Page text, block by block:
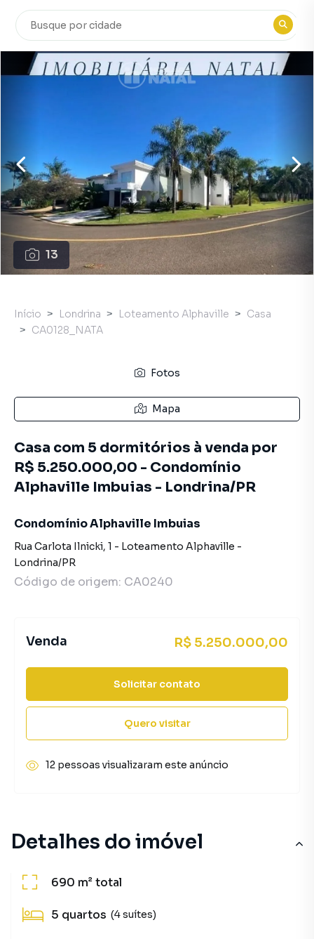
13
Detalhes do imóvel
690 m²total
5 quartos (4 suítes)
Início Londrina Loteamento Alphaville
Casa
CA0128_NATA
Fotos
Mapa
Casa com 5 dormitórios à venda por
R$ 5.250.000,00 - Condomínio
Alphaville Imbuias - Londrina/PR
Condomínio Alphaville Imbuias
Rua Carlota Ilnicki, 1 - Loteamento Alphaville -
Londrina/PR
Código de origem: CA0240
Venda R$ 5.250.000,00
Solicitar contato
Quero visitar
12 pessoas visualizaram este anúncio